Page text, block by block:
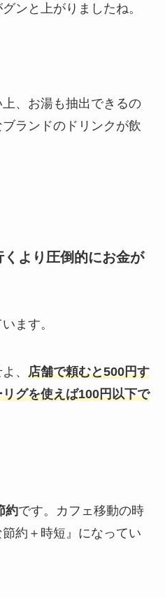
ンと上がりましたね。
、お湯も抽出できるの
ランドのドリンクが飲
より圧倒的にお金が
ます。
、 店舗で頼むと500円す
グを使えば100円以下で
約です。カフェ移動の時
約＋時短』になってい